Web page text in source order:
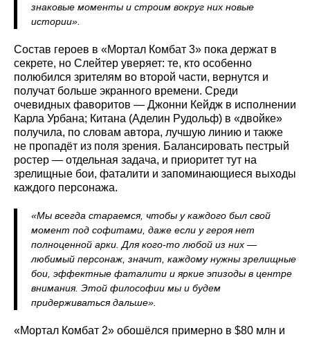
знаковые моменты и строим вокруг них новые
истории».
Состав героев в «Мортал Комбат 3» пока держат в
секрете, но Слейтер уверяет: те, кто особенно
полюбился зрителям во второй части, вернутся и
получат больше экранного времени. Среди
очевидных фаворитов — Джонни Кейдж в исполнении
Карла Урбана; Китана (Аделин Рудольф) в «двойке»
получила, по словам автора, лучшую линию и также
не пропадёт из поля зрения. Балансировать пестрый
ростер — отдельная задача, и приоритет тут на
зрелищные бои, фаталити и запоминающиеся выходы
каждого персонажа.
«Мы всегда стараемся, чтобы у каждого был свой
момент под софитами, даже если у героя нет
полноценной арки. Для кого‑то любой из них —
любимый персонаж, значит, каждому нужны зрелищные
бои, эффектные фаталити и яркие эпизоды в центре
внимания. Этой философии мы и будем
придерживаться дальше».
«Мортал Комбат 2» обошёлся примерно в $80 млн и